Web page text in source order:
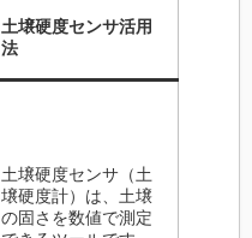
土壌硬度センサ活用
法
土壌硬度センサ（土
壌硬度計）は、土壌
の固さを数値で測定